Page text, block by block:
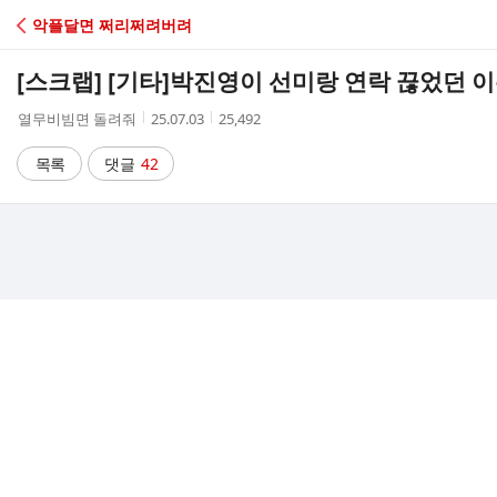
C
A
악플달면 쩌리쩌려버려
[스크랩] [기타]박진영이 선미랑 연락 끊었던
작
자
열무비빔면 돌려줘
작
시
간
25.07.03
조
25,492
목록 댓글 42